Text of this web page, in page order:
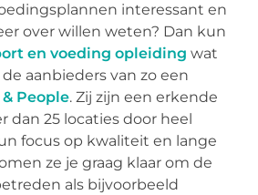
interessant en
over willen weten? Dan kun
en voeding opleiding wat
aanbieders van zo een
People. Zij zijn een erkende
dan 25 locaties door heel
focus op kwaliteit en lange
ze je graag klaar om de
als bijvoorbeeld